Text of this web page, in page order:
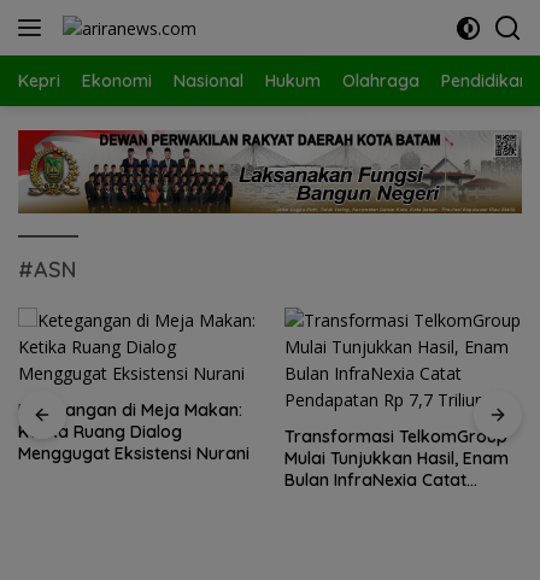
Langsung
Kepri Ekonomi Nasional Hukum Olahraga Pendidikan
#ASN
Ketegangan di Meja Makan:
Ketika Ruang Dialog
Menggugat Eksistensi Nurani
Transformasi TelkomGroup
Mulai Tunjukkan Hasil, Enam
Bulan InfraNexia Catat